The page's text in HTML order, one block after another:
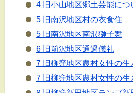
4 旧小山地区郷土芸能につ
5 旧南沢地区村の衣食住
5 旧南沢地区南沢獅子舞
6 旧前沢地区通過儀礼
7 旧柳窪地区農村女性の生
7 旧柳窪地区農村女性の生